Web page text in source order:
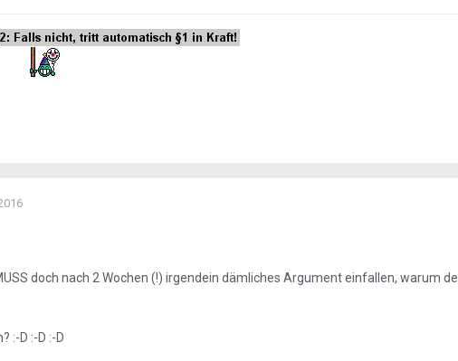
doch nach 2 Wochen (!) irgendein dämliches Argument einfallen, warum
:-D :-D :-D